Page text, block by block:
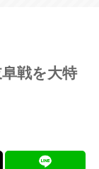
戦を大特